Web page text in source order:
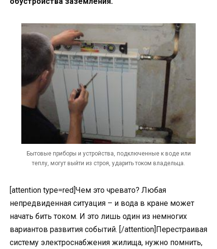
Бытовые приборы и устройства, подключенные к воде или
теплу, могут выйти из строя, ударить током владельца.
[attention type=red]Чем это чревато? Любая
непредвиденная ситуация – и вода в кране может
начать бить током. И это лишь один из немногих
вариантов развития событий. [/attention]Перестраивая
систему электроснабжения жилища, нужно помнить,